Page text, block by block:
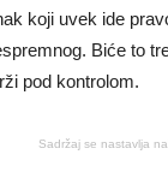
koji uvek ide
Biće to
pod kontrolom.
Sadržaj se nastavlja